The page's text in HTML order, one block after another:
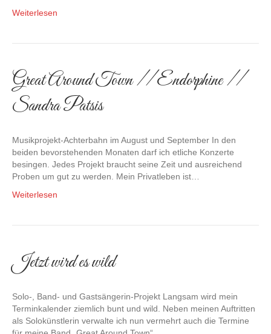
Weiterlesen
Great Around Town // Endorphine //
Sandra Patsis
Musikprojekt-Achterbahn im August und September In den
beiden bevorstehenden Monaten darf ich etliche Konzerte
besingen. Jedes Projekt braucht seine Zeit und ausreichend
Proben um gut zu werden. Mein Privatleben ist…
Weiterlesen
Jetzt wird es wild
Solo-, Band- und Gastsängerin-Projekt Langsam wird mein
Terminkalender ziemlich bunt und wild. Neben meinen Auftritten
als Solokünstlerin verwalte ich nun vermehrt auch die Termine